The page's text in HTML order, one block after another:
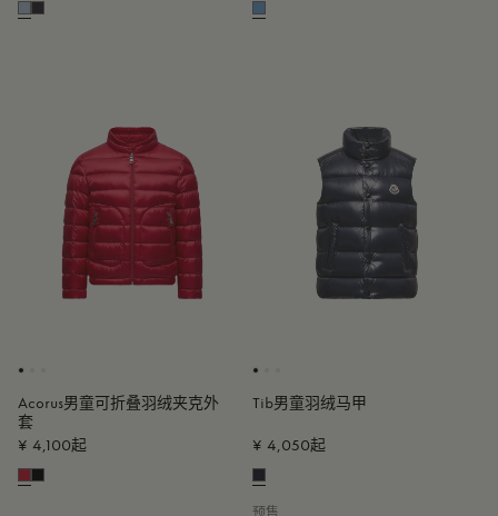
Acorus男童可折叠羽绒夹克外
套
¥ 4,100起
Tib男童羽绒马甲
¥ 4,050起
预售